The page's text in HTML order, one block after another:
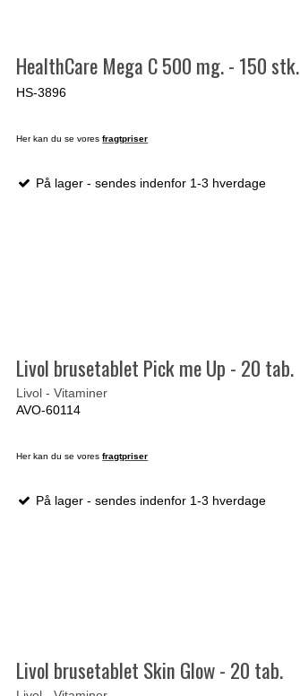
HealthCare Mega C 500 mg. - 150 stk.
HS-3896
Her kan du se voresfragtpriser
På lager - sendes indenfor 1-3 hverdage
Livol brusetablet Pick me Up - 20 tab.
Livol - Vitaminer
AVO-60114
Her kan du se voresfragtpriser
På lager - sendes indenfor 1-3 hverdage
Livol brusetablet Skin Glow - 20 tab.